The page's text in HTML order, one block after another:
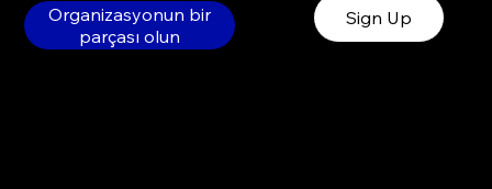
Organizasyonun bir
parçası olun
Sign Up